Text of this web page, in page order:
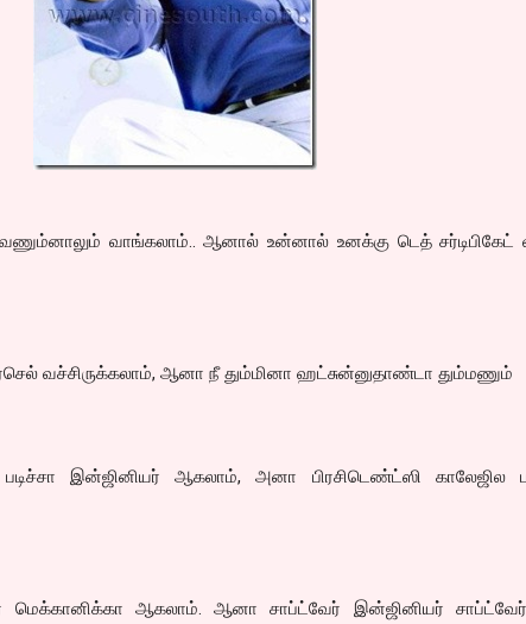
வேணும்னாலும் வாங்கலாம்.. ஆனால் உன்னால் உனக்கு டெத் சர்டிபிகேட்
வச்சிருக்கலாம், ஆனா நீ தும்மினா ஹட்சுன்னுதாண்டா தும்மணும்
இன்ஜினியர் ஆகலாம், அனா பிரசிடெண்ட்ஸி காலேஜில
மெக்கானிக்கா ஆகலாம். ஆனா சாப்ட்வேர் இன்ஜினியர்